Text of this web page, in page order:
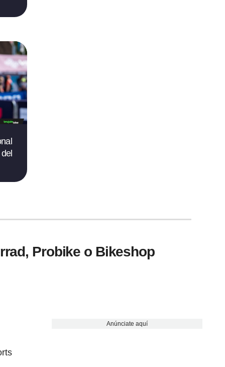
Probike o Bikeshop
Anúnciate aquí